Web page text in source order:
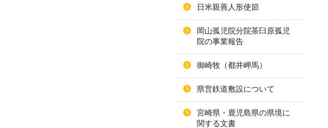
日米親善人形使節
岡山孤児院分院茶臼原孤児
院の事業報告
御崎牧（都井岬馬）
県営鉄道敷設について
宮崎県・鹿児島県の県境に
関する文書